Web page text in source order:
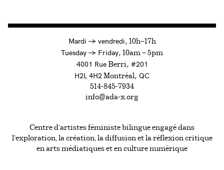
Mardi →à
vendredi, 10h—17h
Tuesday →toFriday, 10am — 5pm
4001 RueBerri, #201
H2L 4H2 Montréal, QC
514-845-7934
info@ada-x.org
Centre d’artistes féministe bilingue engagé dans
l’exploration, la création, la diffusion et la réflexion critique
en arts médiatiques et en culture numérique